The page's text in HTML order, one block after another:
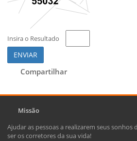
Insira o Resultado
ENVIAR
Compartilhar
Missão
Ajudar as pessoas a realizarem seus
ser os corretores da sua vida!